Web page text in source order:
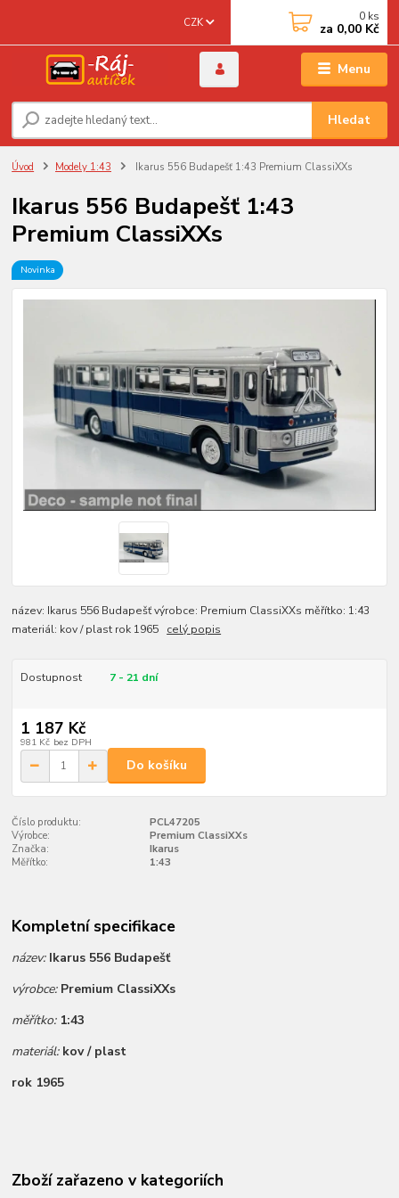
Menu
CZK
Hledat
0 ks
za 0,00 Kč
Úvod Modely 1:43 Ikarus 556 Budapešť 1:43 Premium ClassiXXs
Ikarus 556 Budapešť 1:43
Premium ClassiXXs
Novinka
název: Ikarus 556 Budapešť výrobce: Premium ClassiXXs měřítko: 1:43
materiál: kov / plast rok 1965 celý popis
Dostupnost 7 - 21 dní
1 187 Kč
981 Kč bez DPH
Do košíku
Číslo produktu:
PCL47205
Výrobce:
Premium ClassiXXs
Značka:
Ikarus
Měřítko:
1:43
Kompletní specifikace
název: Ikarus 556 Budapešť
výrobce: Premium ClassiXXs
měřítko: 1:43
materiál: kov / plast
rok 1965
Zboží zařazeno v kategoriích